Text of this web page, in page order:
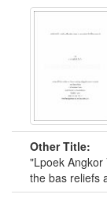
Other Title:
"Lpoek
the bas reliefs